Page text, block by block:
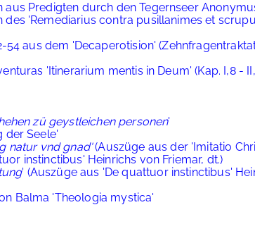
Predigten durch den Tegernseer
'Remediarius contra pusillanimes et
aus dem 'Decaperotision'
'Itinerarium mentis in Deum' (Kap. I,8 -
zü geystleichen personen'
der Seele'
natur vnd gnad'(Auszüge aus der 'Imitatio
instinctibus' Heinrichs von Friemar, dt.)
' (Auszüge aus 'De quattuor instinctibus'
Balma 'Theologia mystica'